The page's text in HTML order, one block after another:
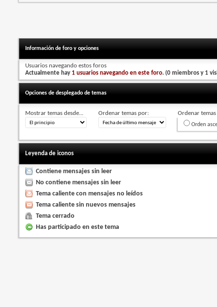
Información de foro y opciones
Usuarios navegando estos foros
Actualmente hay 1 usuarios navegando en este foro. (0 miembros y 1
Opciones de desplegado de temas
Mostrar temas desde... Ordenar temas por: Ordenar
Orden
Leyenda de iconos
Contiene mensajes sin leer
No contiene mensajes sin leer
Tema caliente con mensajes no leídos
Tema caliente sin nuevos mensajes
Tema cerrado
Has participado en este tema